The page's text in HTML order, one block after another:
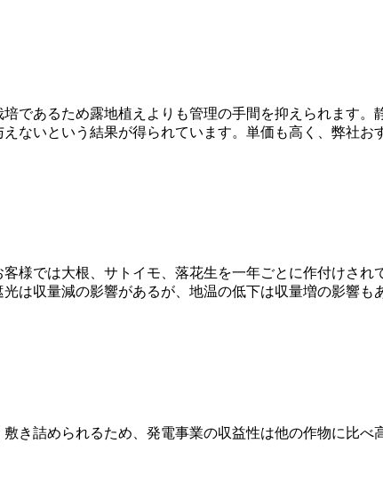
であるため露地植えよりも管理の手間を抑えられます。
ないという結果が得られています。単価も高く、弊社お
様では大根、サトイモ、落花生を一年ごとに作付けされ
収量減の影響があるが、地温の低下は収量増の影響も
き詰められるため、発電事業の収益性は他の作物に比べ